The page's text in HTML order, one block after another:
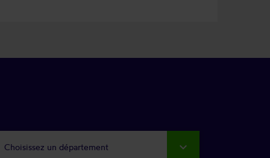
Choisissez un département